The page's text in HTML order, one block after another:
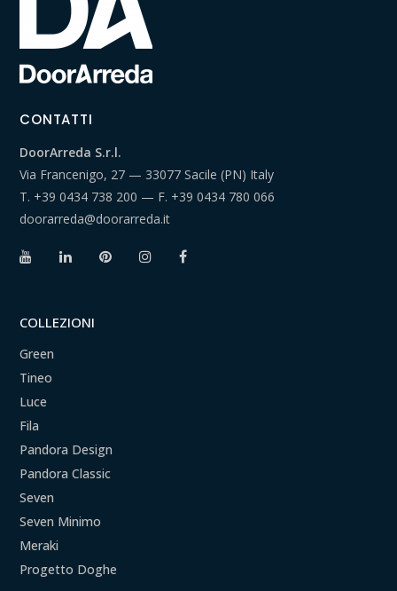
CONTATTI
DoorArreda S.r.l.
Via Francenigo, 27 — 33077 Sacile (PN) Italy
T. +39 0434 738 200 — F. +39 0434 780 066
doorarreda@doorarreda.it
COLLEZIONI
Green
Tineo
Luce
Fila
Pandora Design
Pandora Classic
Seven
Seven Minimo
Meraki
Progetto Doghe